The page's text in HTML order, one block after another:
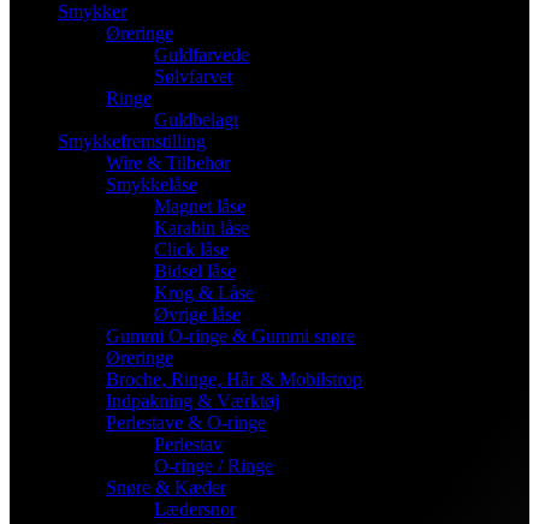
Smykker
Øreringe
Guldfarvede
Sølvfarvet
Ringe
Guldbelagt
Smykkefremstilling
Wire & Tilbehør
Smykkelåse
Magnet låse
Karabin låse
Click låse
Bidsel låse
Krog & Låse
Øvrige låse
Gummi O-ringe & Gummi snøre
Øreringe
Broche, Ringe, Hår & Mobilstrop
Indpakning & Værktøj
Perlestave & O-ringe
Perlestav
O-ringe / Ringe
Snøre & Kæder
Lædersnor